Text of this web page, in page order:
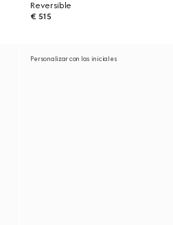
Reversible
€ 515
Personalizar con las iniciales